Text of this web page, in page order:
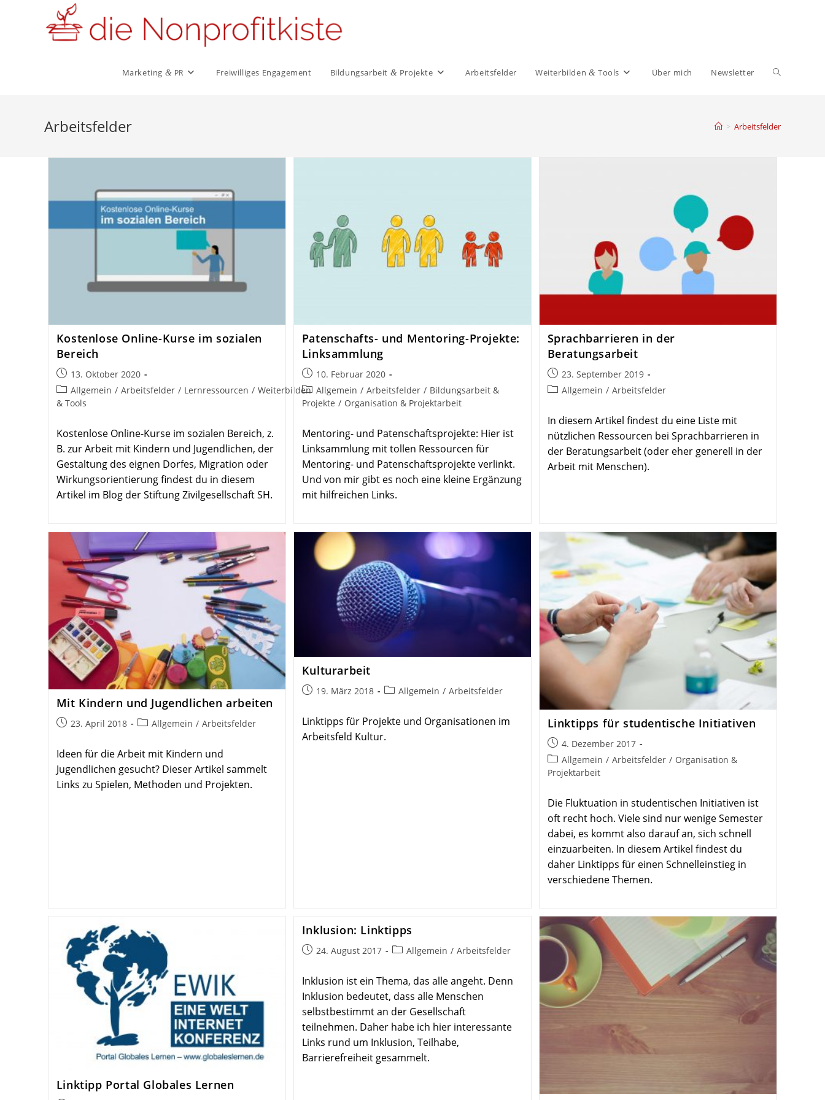
Marketing & PR Frei­wil­liges Engagement Bildungs­arbeit & Projekte Arbeits­felder Weiter­bilden & Tools Über mich News­letter Website-
Arbeitsfelder > Arbeitsfelder
Kostenlose Online-Kurse im sozialen
Bereich
Beitrag
veröffentlicht:
13. Oktober 2020
Beitrags-
Kategorie:
Allgemein / Arbeitsfelder / Lernressourcen / Weiterbilden
& Tools
Kostenlose Online-Kurse im sozialen Bereich, z.
B. zur Arbeit mit Kindern und Jugendlichen, der
Gestaltung des eignen Dorfes, Migration oder
Wirkungsorientierung findest du in diesem
Artikel im Blog der Stiftung Zivilgesellschaft SH.
Paten­schafts- und Mentoring-Projekte:
Linksammlung
Beitrag
veröffentlicht:
10. Februar 2020
Beitrags-
Kategorie:
Allgemein / Arbeitsfelder / Bildungsarbeit &
Projekte / Organisation & Projektarbeit
Mentoring- und Patenschaftsprojekte: Hier ist
Linksammlung mit tollen Ressourcen für
Mentoring- und Patenschaftsprojekte verlinkt.
Und von mir gibt es noch eine kleine Ergänzung
mit hilfreichen Links.
Sprach­bar­rieren in der
Beratungsarbeit
Beitrag
veröffentlicht:
23. September 2019
Beitrags-
Allgemein / Arbeitsfelder
In diesem Artikel findest du eine Liste mit
nützlichen Ressourcen bei Sprachbarrieren in
der Beratungsarbeit (oder eher generell in der
Arbeit mit Menschen).
Mit Kindern und Jugend­lichen arbeiten
Beitrag23. April 2018
Beitrags-
Allgemein / Arbeitsfelder
Ideen für die Arbeit mit Kindern und
Jugendlichen gesucht? Dieser Artikel sammelt
Links zu Spielen, Methoden und Projekten.
Kultur­arbeit
Beitrag19. März 2018
Beitrags-
Allgemein / Arbeitsfelder
Linktipps für Projekte und Organisationen im
Arbeitsfeld Kultur.
Link­tipps für studen­tische Initiativen
Beitrag
veröffentlicht:
4. Dezember 2017
Beitrags-
Kategorie:
Allgemein / Arbeitsfelder / Organisation &
Projektarbeit
Die Fluktuation in studentischen Initiativen ist
oft recht hoch. Viele sind nur wenige Semester
dabei, es kommt also darauf an, sich schnell
einzuarbeiten. In diesem Artikel findest du
daher Linktipps für einen Schnelleinstieg in
verschiedene Themen.
Linktipp Portal Globales Lernen
Inklusion: Link­tipps
Beitrag24. August 2017
Beitrags-
Allgemein / Arbeitsfelder
Inklusion ist ein Thema, das alle angeht. Denn
Inklusion bedeutet, dass alle Menschen
selbstbestimmt an der Gesellschaft
teilnehmen. Daher habe ich hier interessante
Links rund um Inklusion, Teilhabe,
Barrierefreiheit gesammelt.